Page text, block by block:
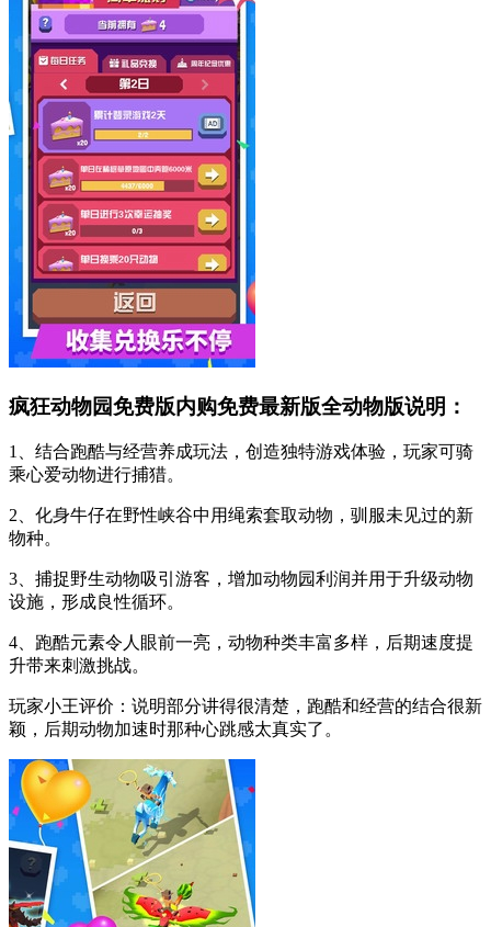
疯狂动物园免费版内购免费最新版全动物版说明：
1、结合跑酷与经营养成玩法，创造独特游戏体验，玩家可骑
乘心爱动物进行捕猎。
2、化身牛仔在野性峡谷中用绳索套取动物，驯服未见过的新
物种。
3、捕捉野生动物吸引游客，增加动物园利润并用于升级动物
设施，形成良性循环。
4、跑酷元素令人眼前一亮，动物种类丰富多样，后期速度提
升带来刺激挑战。
玩家小王评价：说明部分讲得很清楚，跑酷和经营的结合很新
颖，后期动物加速时那种心跳感太真实了。